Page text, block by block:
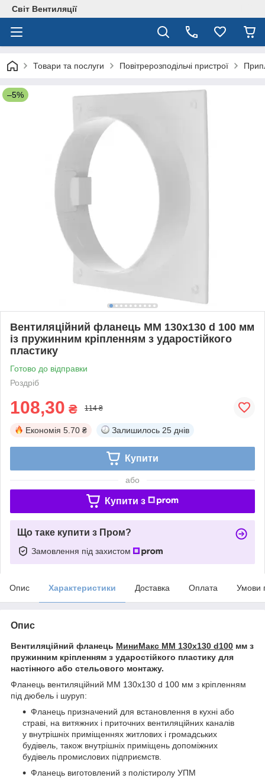
Світ Вентиляції
Товари та послуги Повітрерозподільчі пристрої
–5%
Вентиляційний фланець ММ 130х130 d 100 мм
із пружинним кріпленням з ударостійкого
пластику
Готово до відправки
Роздріб
108,30 ₴ 114 ₴
Економія 5.70 ₴ Залишилось 25 днів
Купити
або
Купити з
Що таке купити з Пром?
Замовлення під захистом
Опис Характеристики Доставка Оплата Умови
Опис
Вентиляційний фланець МиниМакс ММ 130х130 d100 мм з
пружинним кріпленням з ударостійкого пластику для
настінного або стельового монтажу.
Фланець вентиляційний ММ 130х130 d 100 мм з кріпленням
під дюбель і шуруп:
Фланець призначений для встановлення в кухні або
страві, на витяжних і приточних вентиляційних каналів
у внутрішніх приміщеннях житлових і громадських
будівель, також внутрішніх приміщень допоміжних
будівель промислових підприємств.
Фланець виготовлений з полістиролу УПМ